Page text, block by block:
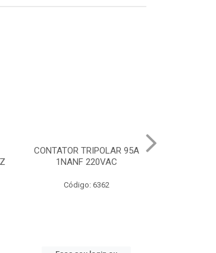
CONTATOR TRIPOLAR 95A
1NANF 220VAC
Código: 6362